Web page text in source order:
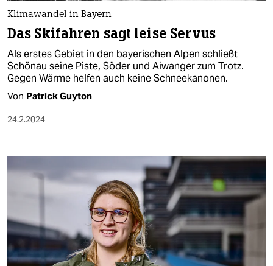
Klimawandel in Bayern
Das Skifahren sagt leise Servus
Als erstes Gebiet in den bayerischen Alpen schließt
Schönau seine Piste, Söder und Aiwanger zum Trotz.
Gegen Wärme helfen auch keine Schneekanonen.
Von Patrick Guyton
24.2.2024